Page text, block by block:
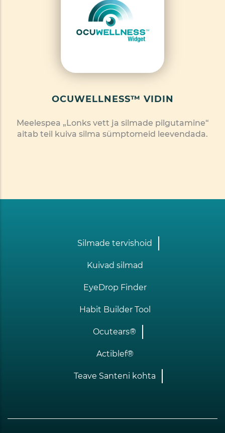
OCUWELLNESS™ VIDIN
Meelespea „Lonks vett ja silmade pilgutamine“
aitab teil kuiva silma sümptomeid leevendada.
Silmade tervishoid
Kuivad silmad
EyeDrop Finder
Habit Builder Tool
Ocutears®
Actiblef®
Teave Santeni kohta